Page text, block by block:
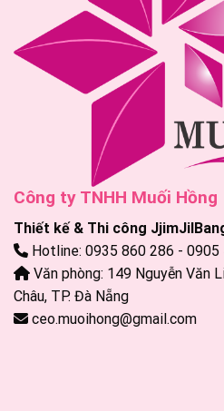
Công ty TNHH Muối Hồng
Thiết kế & Thi công
Hotline: 0935 860 286 - 0905
Văn phòng: 149 Nguyễn Văn
Châu, TP. Đà Nẵng
ceo.muoihong@gmail.com